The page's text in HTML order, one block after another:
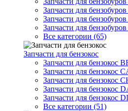
Запчасти для
Запчасти для
Запчасти для
Все категории (65)
Запчасти для бензокос
Запчасти для бензокос
Запчасти для бензокос
Запчасти для бензокос
Запчасти для бензокос
Запчасти для бензокос
Все категории (51)